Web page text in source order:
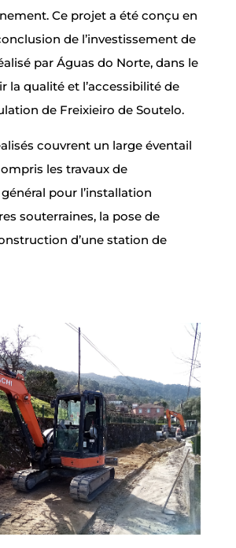
Ce projet a été conçu en
de l’investissement de
par Águas do Norte, dans le
la qualité et l’accessibilité de
de Freixieiro de Soutelo.
couvrent un large éventail
les travaux de
pour l’installation
souterraines, la pose de
d’une station de